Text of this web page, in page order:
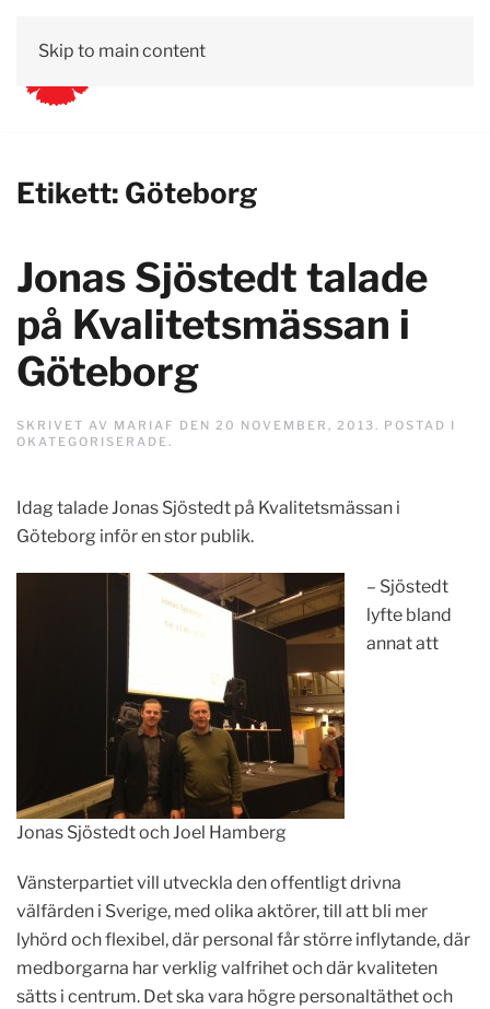
Skip to main content
Etikett: Göteborg
Jonas Sjöstedt talade
på Kvalitetsmässan i
Göteborg
SKRIVET AV MARIAF DEN 20 NOVEMBER, 2013. POSTAD I
OKATEGORISERADE.
Idag talade Jonas Sjöstedt på Kvalitetsmässan i
Göteborg inför en stor publik.
Jonas Sjöstedt och Joel Hamberg
– Sjöstedt
lyfte bland
annat att
Vänsterpartiet vill utveckla den offentligt drivna
välfärden i Sverige, med olika aktörer, till att bli mer
lyhörd och flexibel, där personal får större inflytande, där
medborgarna har verklig valfrihet och där kvaliteten
sätts i centrum. Det ska vara högre personaltäthet och